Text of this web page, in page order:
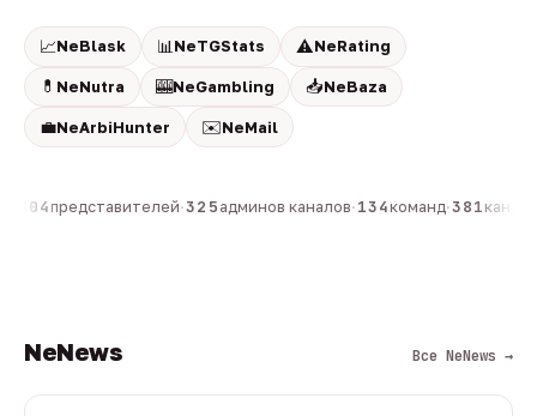
📈NeBlask 📊 NeTGStats ⚠️NeRating
💊 NeNutra 🎰NeGambling 📥NeBaza
💼NeArbiHunter ✉️NeMail
804представителей·325 админов каналов·134команд·381
NeNews Все NeNews →